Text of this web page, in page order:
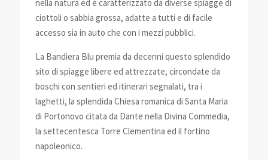
nella natura ed è caratterizzato da diverse spiagge di
ciottoli o sabbia grossa, adatte a tutti e di facile
accesso sia in auto che con i mezzi pubblici.
La Bandiera Blu premia da decenni questo splendido
sito di spiagge libere ed attrezzate, circondate da
boschi con sentieri ed itinerari segnalati, tra i
laghetti, la splendida Chiesa romanica di Santa Maria
di Portonovo citata da Dante nella Divina Commedia,
la settecentesca Torre Clementina ed il fortino
napoleonico.